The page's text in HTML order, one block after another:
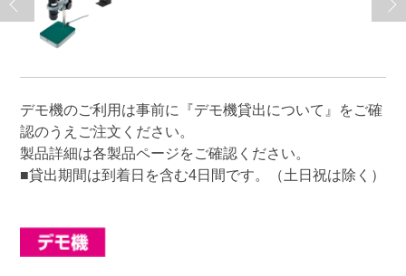
デモ機のご利用は事前に 『デモ機貸出について』
をご確
認のうえご注文ください。
製品詳細は各製品ページをご確認ください。
■貸出期間は到着日を含む4日間です。（土日祝は除く）